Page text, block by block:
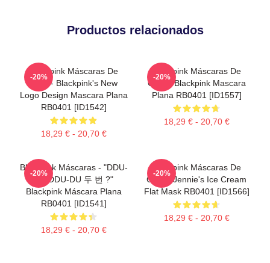
Productos relacionados
Blackpink Máscaras De
Cara - Blackpink's New
Logo Design Mascara Plana
RB0401 [ID1542]
18,29 € - 20,70 €
-20%
Blackpink Máscaras De
Cara - Blackpink Mascara
Plana RB0401 [ID1557]
18,29 € - 20,70 €
-20%
Blackpink Máscaras - "DDU-
DU DDU-DU 두 번 ?"
Blackpink Máscara Plana
RB0401 [ID1541]
18,29 € - 20,70 €
-20%
Blackpink Máscaras De
Cara - Jennie's Ice Cream
Flat Mask RB0401 [ID1566]
18,29 € - 20,70 €
-20%